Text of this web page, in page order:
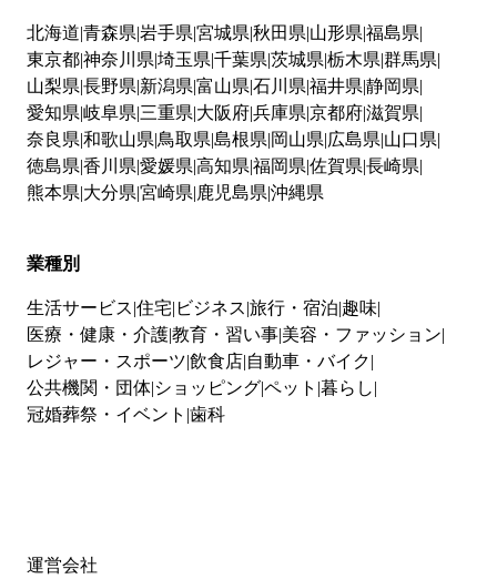
北海道 青森県 岩手県 宮城県 秋田県 山形県 福島県
東京都神奈川県 埼玉県 千葉県 茨城県 栃木県 群馬県
山梨県 長野県 新潟県 富山県 石川県 福井県 静岡県
愛知県 岐阜県 三重県 大阪府兵庫県 京都府滋賀県
奈良県 和歌山県 鳥取県 島根県 岡山県 広島県 山口県
徳島県 香川県 愛媛県 高知県 福岡県 佐賀県 長崎県
熊本県 大分県 宮崎県 鹿児島県 沖縄県
業種別
生活サービス 住宅 ビジネス 旅行・宿泊 趣味
医療・健康・介護教育・習い事 美容・ファッション
レジャー・スポーツ 飲食店 自動車・バイク
公共機関・団体 ショッピングペット 暮らし
冠婚葬祭・イベント 歯科
運営会社